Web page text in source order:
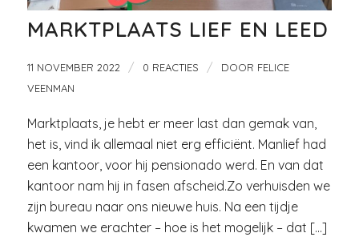
MARKTPLAATS LIEF EN LEED
11 NOVEMBER 2022 / 0 REACTIES / DOOR FELICE
VEENMAN
Marktplaats, je hebt er meer last dan gemak van,
het is, vind ik allemaal niet erg efficiënt. Manlief had
een kantoor, voor hij pensionado werd. En van dat
kantoor nam hij in fasen afscheid.Zo verhuisden we
zijn bureau naar ons nieuwe huis. Na een tijdje
kwamen we erachter – hoe is het mogelijk – dat […]